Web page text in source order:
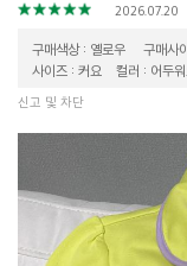
2026.07.20
구매색상 : 옐로우
구매사
사이즈 : 커요
컬러 : 어두
신고 및 차단